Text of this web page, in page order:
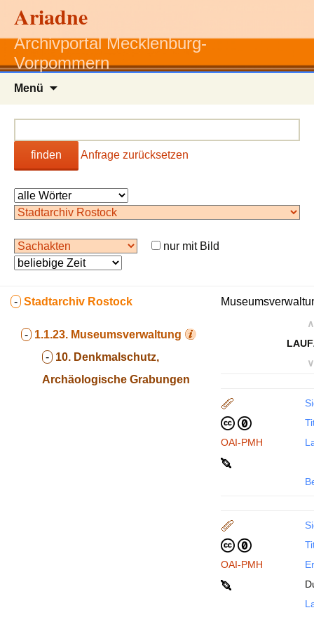
Ariadne
Archivportal Mecklenburg-
Vorpommern
Menü
finden Anfrage zurücksetzen
nur mit Bild
- Stadtarchiv Rostock
- 1.1.23. Museumsverwaltung
- 10. Denkmalschutz,
Archäologische Grabungen
∧
∨
OAI-PMH
OAI-PMH